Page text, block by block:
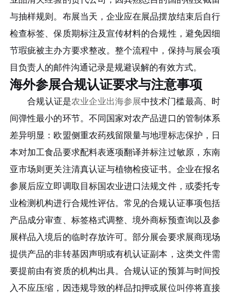
与抽样规则。布展当天，企业应在展品摆放结束后自行
检查标签、保质期标注及宣传材料的合规性，避免因细
节瑕疵被主办方要求整改。整个流程中，保持与展会项
目负责人的邮件沟通记录是规避误解的有效方式。
海外参展合规认证要求与注意事项
合规认证是农业企业出海参展中技术门槛最高、时
间弹性最小的环节。不同国家对农产品进口的管制体系
差异明显：欧盟侧重农药残留限量与地理标志保护，日
本对加工食品要求配料表逐项翻译并标注过敏原，东南
亚市场则更关注清真认证与植物检疫证书。企业在报名
参展后应立即调取目标国农业进口法规文件，或委托专
业检测机构进行合规性评估。常见的合规认证事项包括
产品成分审查、标签格式调整、境外商标预查询以及参
展样品入境后的临时存放许可。部分展会要求展商现场
提供产品的非转基因声明或有机认证副本，这类文件需
要提前由有资质的机构出具。合规认证的预算与时间投
入不应压缩，因违规导致的样品扣押或展位叫停将直接